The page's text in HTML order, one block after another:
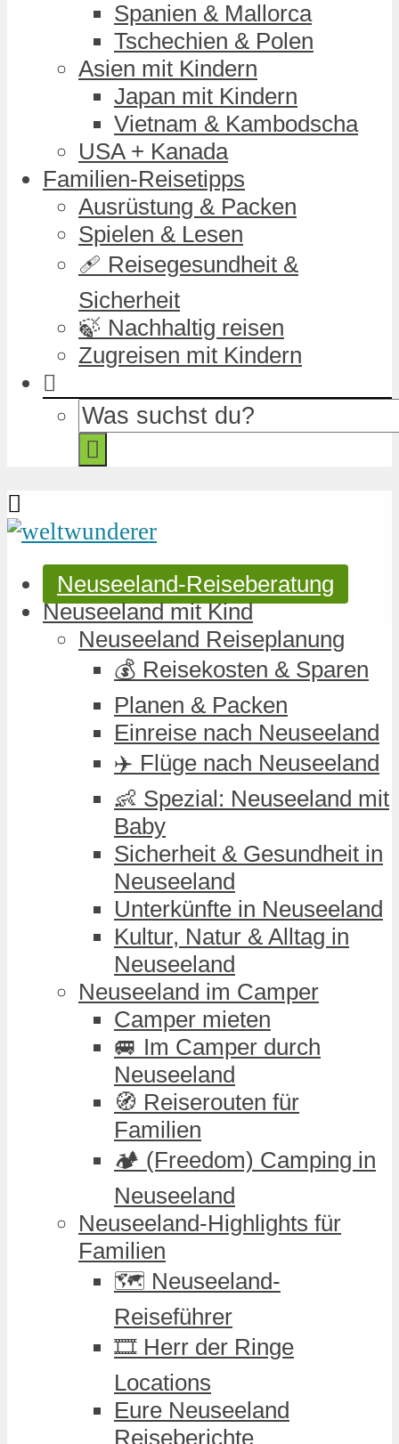
Spanien & Mallorca
Tschechien & Polen
Asien mit Kindern
Japan mit Kindern
Vietnam & Kambodscha
USA + Kanada
Familien-Reisetipps
Ausrüstung & Packen
Spielen & Lesen
🩹 Reisegesundheit &
Sicherheit
🍃 Nachhaltig reisen
Zugreisen mit Kindern
Neuseeland-Reiseberatung
Neuseeland mit Kind
Neuseeland Reiseplanung
💰 Reisekosten & Sparen
Planen & Packen
Einreise nach Neuseeland
✈️ Flüge nach Neuseeland
👶 Spezial: Neuseeland mit
Baby
Sicherheit & Gesundheit in
Neuseeland
Unterkünfte in Neuseeland
Kultur, Natur & Alltag in
Neuseeland
Neuseeland im Camper
Camper mieten
🚐 Im Camper durch
Neuseeland
🧭 Reiserouten für
Familien
🏕️ (Freedom) Camping in
Neuseeland
Neuseeland-Highlights für
Familien
🗺️ Neuseeland-
Reiseführer
🎞️ Herr der Ringe
Locations
Eure Neuseeland
Reiseberichte